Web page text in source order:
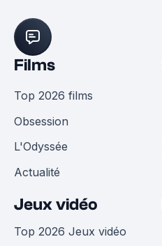
Films
Top 2026 films
Obsession
L'Odyssée
Actualité
Jeux vidéo
Top 2026 Jeux vidéo